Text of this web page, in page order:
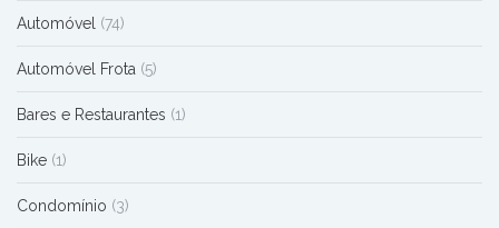
Automóvel (74)
Automóvel Frota (5)
Bares e Restaurantes (1)
Bike (1)
Condomínio (3)